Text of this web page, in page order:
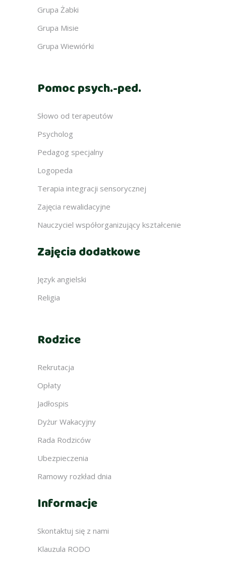
Grupa Żabki
Grupa Misie
Grupa Wiewiórki
Pomoc psych.-ped.
Słowo od terapeutów
Psycholog
Pedagog specjalny
Logopeda
Terapia integracji sensorycznej
Zajęcia rewalidacyjne
Nauczyciel współorganizujący kształcenie
Zajęcia dodatkowe
Język angielski
Religia
Rodzice
Rekrutacja
Opłaty
Jadłospis
Dyżur Wakacyjny
Rada Rodziców
Ubezpieczenia
Ramowy rozkład dnia
Informacje
Skontaktuj się z nami
Klauzula RODO